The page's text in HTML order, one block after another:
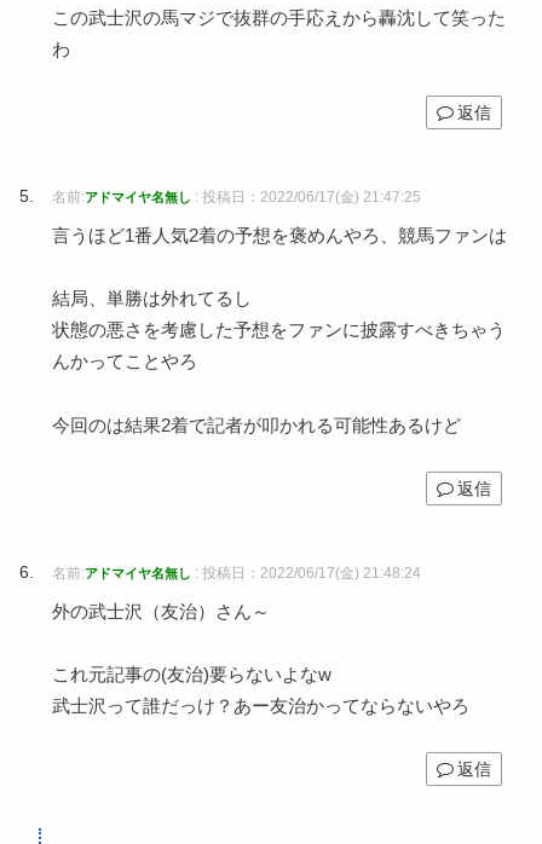
この武士沢の馬マジで抜群の手応えから轟沈して笑った
わ
返信
名前:アドマイヤ名無し : 投稿日：2022/06/17(金) 21:47:25
言うほど1番人気2着の予想を褒めんやろ、競馬ファンは
結局、単勝は外れてるし
状態の悪さを考慮した予想をファンに披露すべきちゃう
んかってことやろ
今回のは結果2着で記者が叩かれる可能性あるけど
返信
名前:アドマイヤ名無し : 投稿日：2022/06/17(金) 21:48:24
外の武士沢（友治）さん～
これ元記事の(友治)要らないよなw
武士沢って誰だっけ？あー友治かってならないやろ
返信